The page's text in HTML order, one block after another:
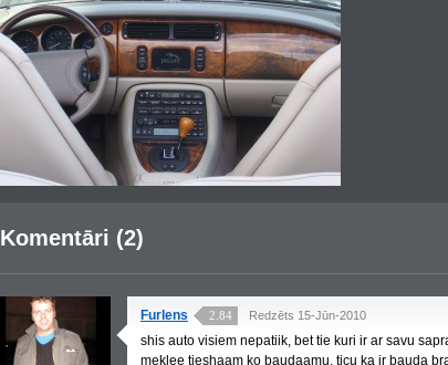
Komentāri (2)
Furlens 2.84 Redzēts 15-Jūn-2010
shis auto visiem nepatiik, bet tie kuri ir ar savu
meklee tieshaam ko baudaamu. ticu ka ir bauda